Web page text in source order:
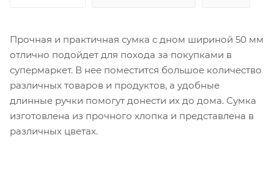
Прочная и практичная сумка c дном шириной 50 мм
отлично подойдет для похода за покупками в
супермаркет. В нее поместится большое количество
различных товаров и продуктов, а удобные
длинные ручки помогут донести их до дома. Сумка
изготовлена из прочного хлопка и представлена в
различных цветах.